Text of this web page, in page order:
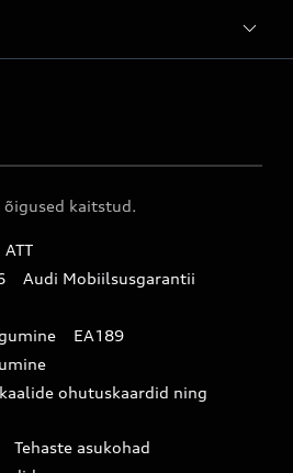
on inglisekeelne)
õigused kaitstud.
ATT
Audi Mobiilsusgarantii
EA189
ohutuskaardid ning
Tehaste asukohad